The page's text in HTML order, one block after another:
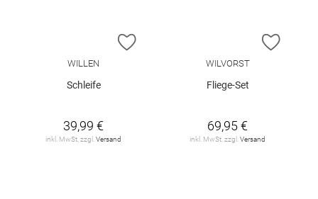
ZUR WUNSCHLISTE HINZUFÜGEN
WILLEN
Schleife
39,99 €
inkl. MwSt. zzgl. Versand
ZUR
WILVORST
Fliege-Set
69,95 €
inkl. MwSt. zzgl. Versand